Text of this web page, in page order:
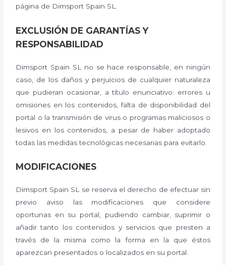
página de Dimsport Spain SL.
EXCLUSIÓN DE GARANTÍAS Y
RESPONSABILIDAD
Dimsport Spain SL no se hace responsable, en ningún
caso, de los daños y perjuicios de cualquier naturaleza
que pudieran ocasionar, a título enunciativo: errores u
omisiones en los contenidos, falta de disponibilidad del
portal o la transmisión de virus o programas maliciosos o
lesivos en los contenidos, a pesar de haber adoptado
todas las medidas tecnológicas necesarias para evitarlo.
MODIFICACIONES
Dimsport Spain SL se reserva el derecho de efectuar sin
previo aviso las modificaciones que considere
oportunas en su portal, pudiendo cambiar, suprimir o
añadir tanto los contenidos y servicios que presten a
través de la misma como la forma en la que éstos
aparezcan presentados o localizados en su portal.